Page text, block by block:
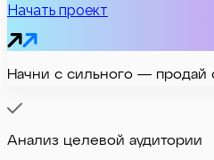
Начать проект
Начни с сильного — продай
Анализ целевой аудитории